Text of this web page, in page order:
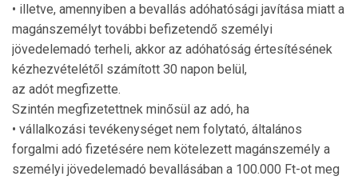
• illetve, amennyiben a bevallás adóhatósági javítása miatt a
magánszemélyt további befizetendő személyi
jövedelemadó terheli, akkor az adóhatóság értesítésének
kézhezvételétől számított 30 napon belül,
az adót megfizette.
Szintén megfizetettnek minősül az adó, ha
• vállalkozási tevékenységet nem folytató, általános
forgalmi adó fizetésére nem kötelezett magánszemély a
személyi jövedelemadó bevallásában a 100.000 Ft-ot meg